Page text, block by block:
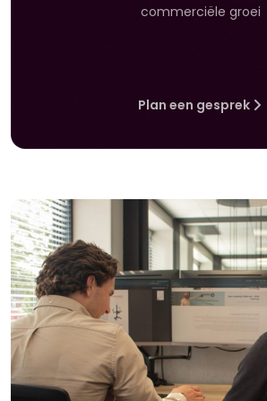
commerciële groei
Plan een gesprek